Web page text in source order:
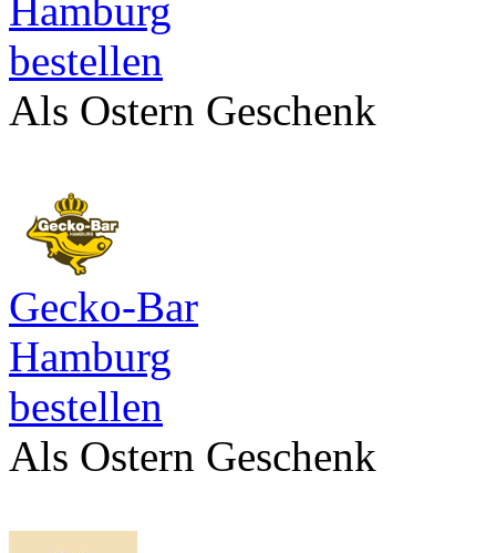
Hamburg
bestellen
Als Ostern Geschenk
Gecko-Bar
Hamburg
bestellen
Als Ostern Geschenk